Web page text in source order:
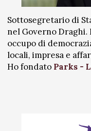
Sottosegretario di
nel Governo Draghi.
occupo di
locali, impresa e
Ho fondato Parks -